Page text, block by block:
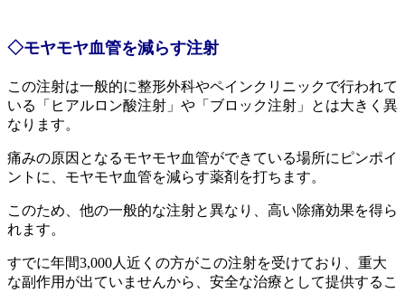
◇モヤモヤ血管を減らす注射
この注射は一般的に整形外科やペインクリニックで行われて
いる「ヒアルロン酸注射」や「ブロック注射」とは大きく異
なります。
痛みの原因となるモヤモヤ血管ができている場所にピンポイ
ントに、モヤモヤ血管を減らす薬剤を打ちます。
このため、他の一般的な注射と異なり、高い除痛効果を得ら
れます。
すでに年間3,000人近くの方がこの注射を受けており、重大
な副作用が出ていませんから、安全な治療として提供するこ